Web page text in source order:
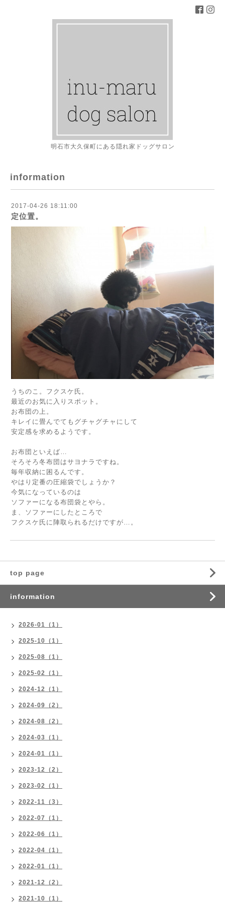
明石市大久保町にある隠れ家ドッグサロン
information
2017-04-26 18:11:00
定位置。
うちのこ。フクスケ氏。
最近のお気に入りスポット。
お布団の上。
キレイに畳んでてもグチャグチャにして
安定感を求めるようです。
お布団といえば…
そろそろ冬布団はサヨナラですね。
毎年収納に困るんです。
やはり定番の圧縮袋でしょうか？
今気になっているのは
ソファーになる布団袋とやら。
ま、ソファーにしたところで
フクスケ氏に陣取られるだけですが…。
top page
information
2026-01（1）
2025-10（1）
2025-08（1）
2025-02（1）
2024-12（1）
2024-09（2）
2024-08（2）
2024-03（1）
2024-01（1）
2023-12（2）
2023-02（1）
2022-11（3）
2022-07（1）
2022-06（1）
2022-04（1）
2022-01（1）
2021-12（2）
2021-10（1）